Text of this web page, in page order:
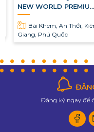
NEW WORLD PREMIUM
POOL VILLA
Bãi Khem, An Thới,
Giang, Phú Quốc
Đăng ký ngay để